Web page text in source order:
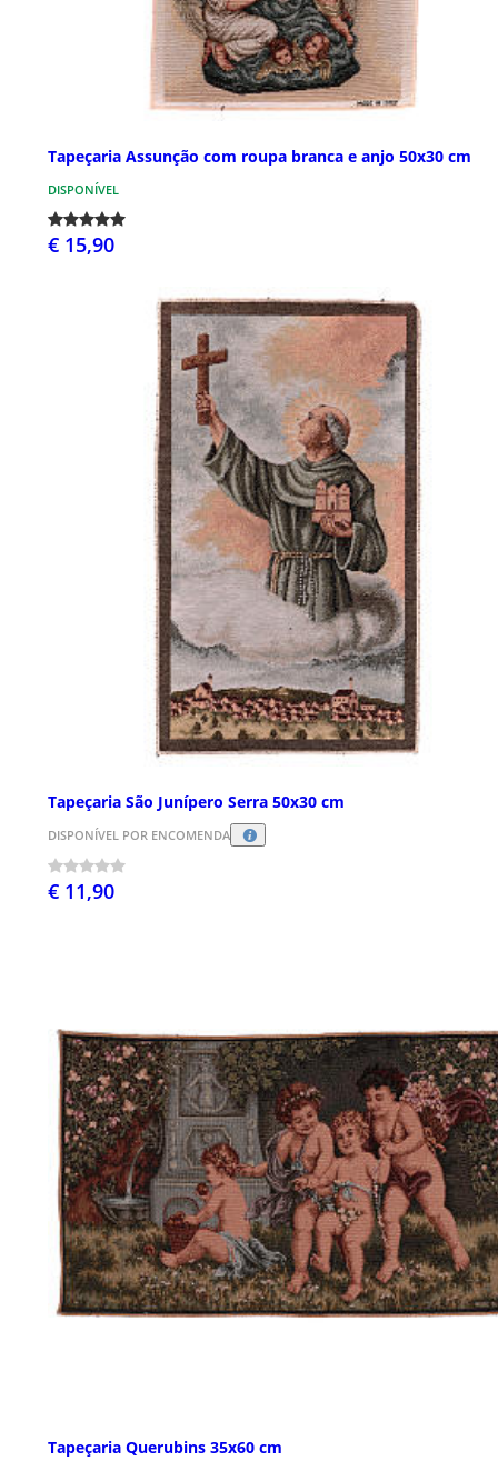
Tapeçaria Assunção com roupa branca e anjo 50x30 cm
DISPONÍVEL
€ 15,90
Tapeçaria São Junípero Serra 50x30 cm
DISPONÍVEL POR ENCOMENDA
€ 11,90
Tapeçaria Querubins 35x60 cm